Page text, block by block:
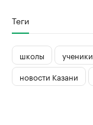
Теги
школы ученики
новости Казани